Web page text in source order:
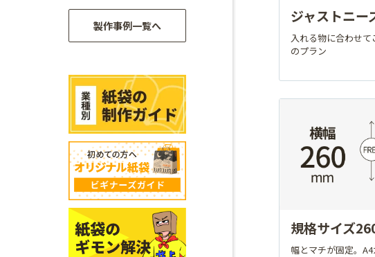
ジャストニー
入れる物に合わせ
のプラン
規格サイズ
幅とマチが固定。
製作事例一覧へ